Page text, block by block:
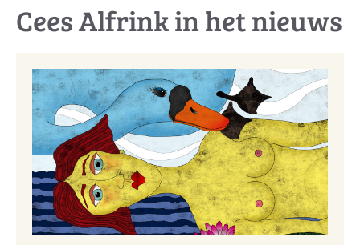
Cees Alfrink in het nieuws